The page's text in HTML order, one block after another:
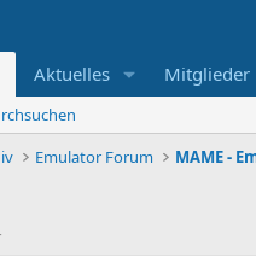
Aktuelles Mitglieder
Emulator Forum MAME -